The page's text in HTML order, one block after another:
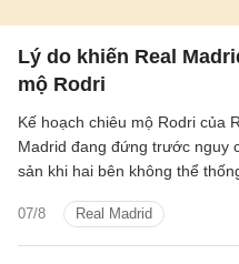
Lý do khiến Real
mộ Rodri
07/8 Real Madrid
Kế hoạch chiêu mộ Rodri của
Madrid đang đứng trước nguy
sản khi hai bên không thể
nhượng.